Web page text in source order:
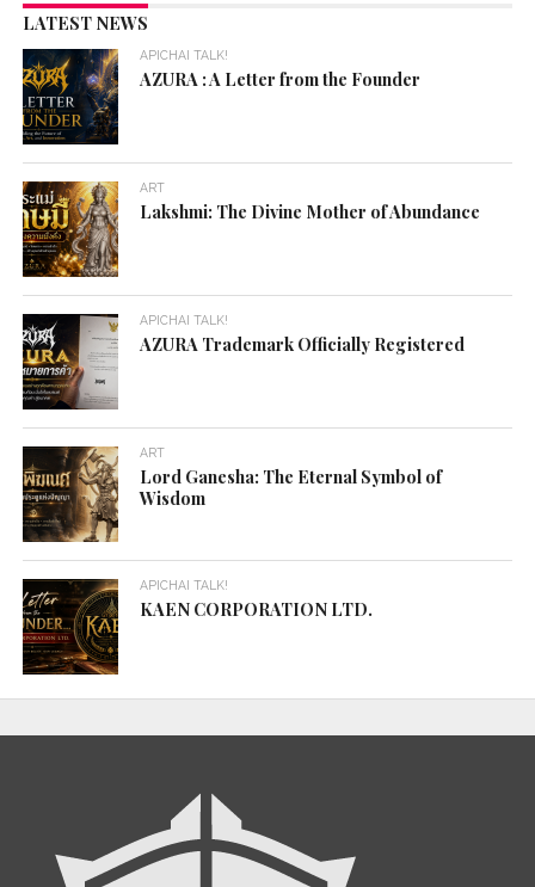
LATEST NEWS
APICHAI TALK!
AZURA : A Letter from the Founder
ART
Lakshmi: The Divine Mother of Abundance
APICHAI TALK!
AZURA Trademark Officially Registered
ART
Lord Ganesha: The Eternal Symbol of
Wisdom
APICHAI TALK!
KAEN CORPORATION LTD.